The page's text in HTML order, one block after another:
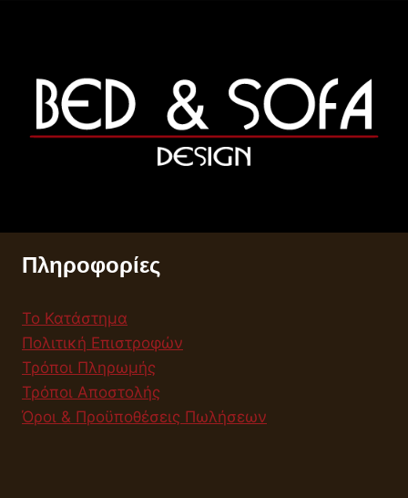
Πληροφορίες
Το Κατάστημα
Πολιτική Επιστροφών
Τρόποι Πληρωμής
Τρόποι Αποστολής
Όροι & Προϋποθέσεις Πωλήσεων